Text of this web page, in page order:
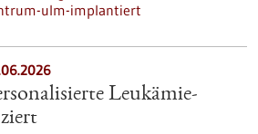
ulm-implantiert
Leukämie-